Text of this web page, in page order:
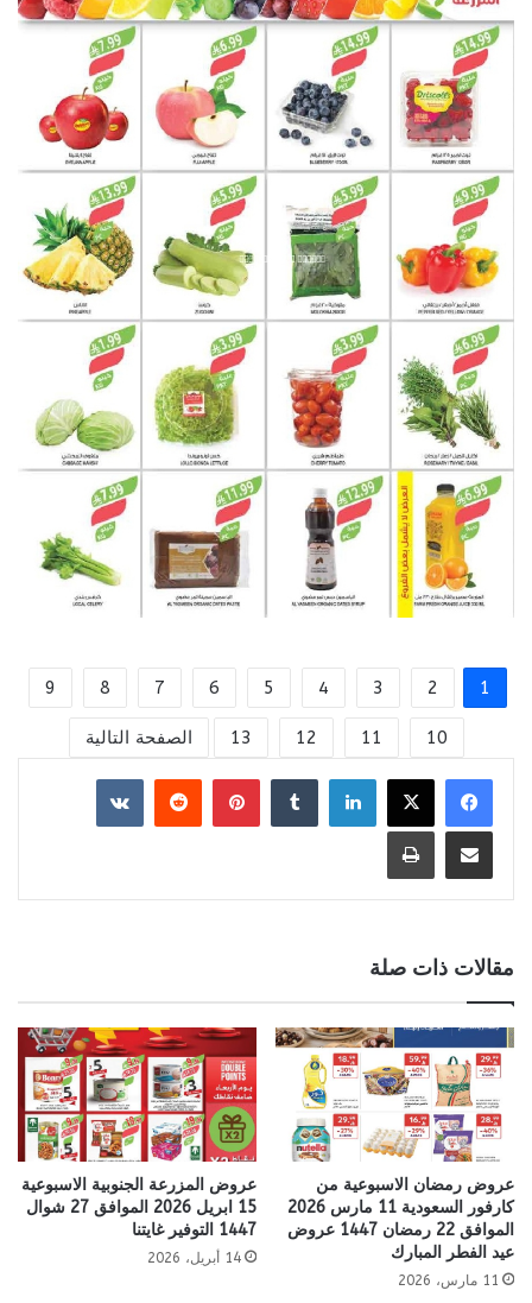
1
2
3
4
5
6
7
8
9
10
11
12
13
الصفحة التالية
لينكدإن
بينتيريست
مشاركة عبر البريد طباعة
مقالات ذات صلة
عروض رمضان الاسبوعية من
كارفور السعودية 11 مارس 2026
الموافق 22 رمضان 1447 عروض
عيد الفطر المبارك
11 مارس، 2026
عروض المزرعة الجنوبية الاسبوعية
15 ابريل 2026 الموافق 27 شوال
1447 التوفير غايتنا
14 أبريل، 2026